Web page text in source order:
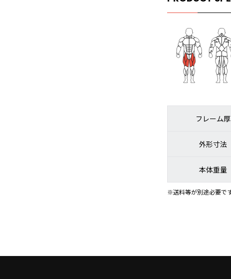
フレーム厚
外形寸法
本体重量
※送料等が別途必要で